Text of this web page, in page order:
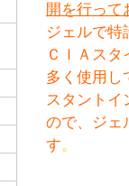
開を行って
ジェルで特
ＣＩＡス
多く使用し
スタントイ
ので、ジェ
す。